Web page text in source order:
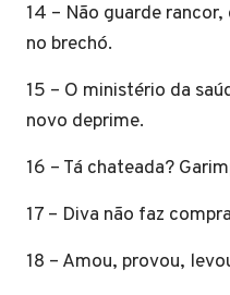
14 – Não guarde
no brechó.
15 – O ministério da
novo deprime.
16 – Tá chateada?
17 – Diva não faz
18 – Amou, provou,